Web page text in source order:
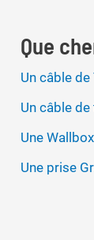
Que
Un câble
Un câble
Une Wallbox
Une prise